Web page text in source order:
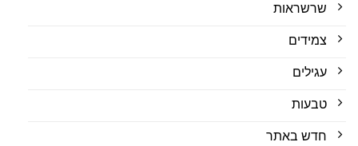
שרשראות
צמידים
עגילים
טבעות
חדש באתר